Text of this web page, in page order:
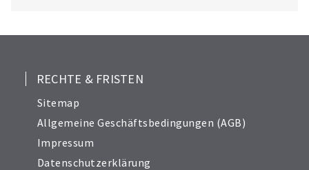
16
RECHTE & FRISTEN
Sitemap
Allgemeine Geschäftsbedingungen (AGB)
Impressum
Datenschutzerklärung